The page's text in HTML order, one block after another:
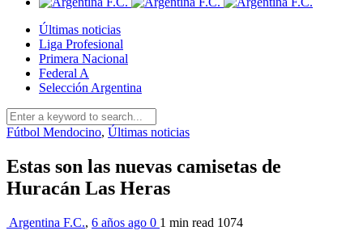
Últimas noticias
Liga Profesional
Primera Nacional
Federal A
Selección Argentina
Fútbol Mendocino, Últimas noticias
Estas son las nuevas camisetas de
Huracán Las Heras
Argentina F.C., 6 años ago 0 1 min read 1074